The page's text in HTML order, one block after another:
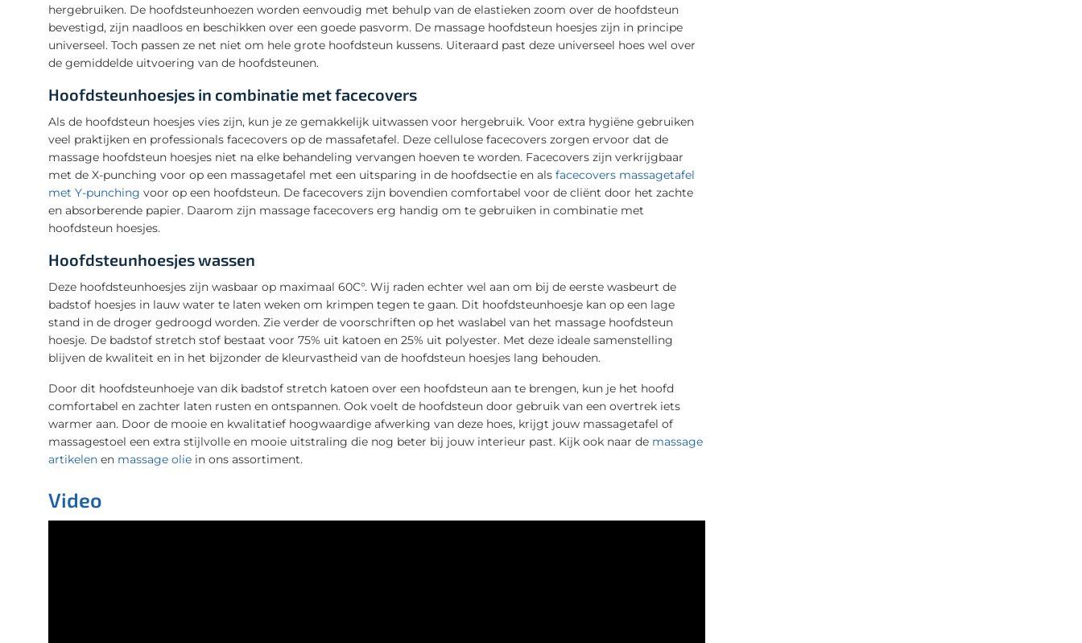
hergebruiken. De hoofdsteunhoezen worden eenvoudig met behulp van de elastieken zoom over de hoofdsteun
bevestigd, zijn naadloos en beschikken over een goede pasvorm. De massage hoofdsteun hoesjes zijn in principe
universeel. Toch passen ze net niet om hele grote hoofdsteun kussens. Uiteraard past deze universeel hoes wel over
de gemiddelde uitvoering van de hoofdsteunen.
Hoofdsteunhoesjes in combinatie met facecovers
Als de hoofdsteun hoesjes vies zijn, kun je ze gemakkelijk uitwassen voor hergebruik. Voor extra hygiëne gebruiken
veel praktijken en professionals facecovers op de massafetafel. Deze cellulose facecovers zorgen ervoor dat de
massage hoofdsteun hoesjes niet na elke behandeling vervangen hoeven te worden. Facecovers zijn verkrijgbaar
met de X-punching voor op een massagetafel met een uitsparing in de hoofdsectie en als facecovers massagetafel
met Y-punching voor op een hoofdsteun. De facecovers zijn bovendien comfortabel voor de cliënt door het zachte
en absorberende papier. Daarom zijn massage facecovers erg handig om te gebruiken in combinatie met
hoofdsteun hoesjes.
Hoofdsteunhoesjes wassen
Deze hoofdsteunhoesjes zijn wasbaar op maximaal 60C°. Wij raden echter wel aan om bij de eerste wasbeurt de
badstof hoesjes in lauw water te laten weken om krimpen tegen te gaan. Dit hoofdsteunhoesje kan op een lage
stand in de droger gedroogd worden. Zie verder de voorschriften op het waslabel van het massage hoofdsteun
hoesje. De badstof stretch stof bestaat voor 75% uit katoen en 25% uit polyester. Met deze ideale samenstelling
blijven de kwaliteit en in het bijzonder de kleurvastheid van de hoofdsteun hoesjes lang behouden.
Door dit hoofdsteunhoeje van dik badstof stretch katoen over een hoofdsteun aan te brengen, kun je het hoofd
comfortabel en zachter laten rusten en ontspannen. Ook voelt de hoofdsteun door gebruik van een overtrek iets
warmer aan. Door de mooie en kwalitatief hoogwaardige afwerking van deze hoes, krijgt jouw massagetafel of
massagestoel een extra stijlvolle en mooie uitstraling die nog beter bij jouw interieur past. Kijk ook naar de massage
artikelen en massage olie in ons assortiment.
Video